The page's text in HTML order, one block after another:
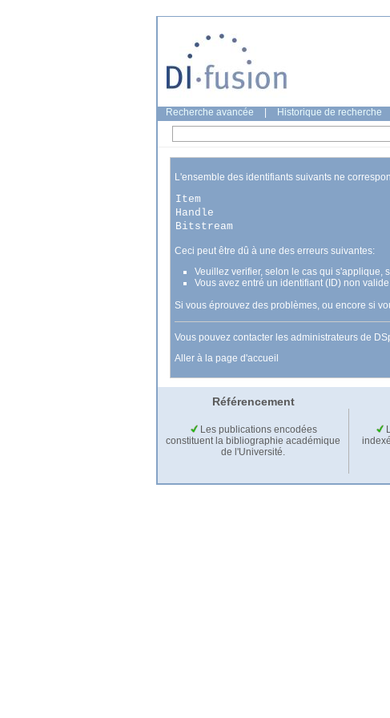
Recherche avancée Historique de recherche
L'ensemble des identifiants suivants ne
Item
Handle
Bitstream
Ceci peut être dû à une des erreurs suivantes:
Veuillez verifier, selon le cas qui s'applique,
Vous avez entré un identifiant (ID) non
Si vous éprouvez des problèmes, ou encore si
Vous pouvez contacter les administrateurs de
Aller à la page d'accueil
Référencement
Les publications encodées
constituent la bibliographie académique
de l'Université.